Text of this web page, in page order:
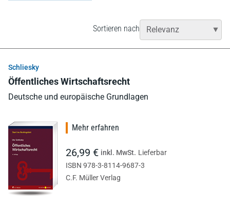
Sortieren nach
Schliesky
Öffentliches Wirtschaftsrecht
Deutsche und europäische Grundlagen
Mehr erfahren
26,99 € inkl. MwSt. Lieferbar
ISBN 978-3-8114-9687-3
C.F. Müller Verlag